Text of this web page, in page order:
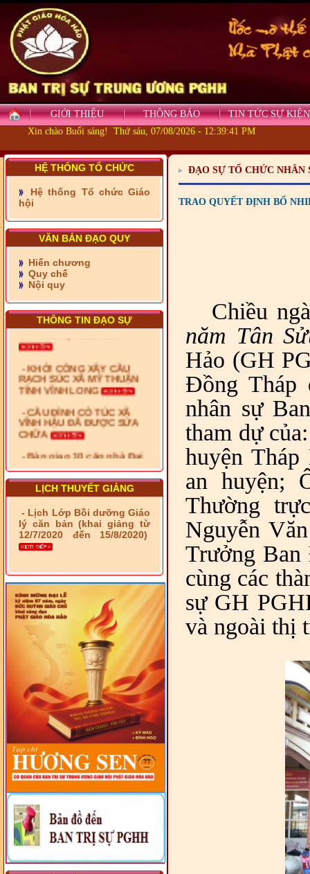
GIỚI THIỆU THÔNG BÁO
TIN TỨC SỰ KIỆN
Xin chào Buổi sáng! Thứ sáu, 07/08/2026 - 12:39:42 PM
HỆ THỐNG TỔ CHỨC
Hệ thống Tổ chức Giáo
hội
VĂN BẢN ĐẠO QUY
Hiến chương
Quy chế
Nội quy
THÔNG TIN ĐẠO SỰ
- Những tấm lòng thiện
nguyện vùng biên
- BAN TRỊ SỰ XÃ ĐẠI
PHƯỚC TỈNH ĐỒNG NAI
TIẾP SỨC ĐẾN TRƯỜNG
- Xã Châu Phú khánh
thành cầu Kênh 7 - Nam
kênh Quốc Gia
- Xã Phú Lâm bàn giao 9
căn nhà Đại đoàn kết
- KHỞI CÔNG XÂY CẦU
RẠCH SÚC XÃ MỸ THUẬN
TỈNH VĨNH LONG
- CẦU ĐÌNH CỎ TÚC XÃ
VĨNH HẬU ĐÃ ĐƯỢC SỬA
CHỮA
- Bàn giao 10 căn nhà Đại
đoàn kết cho hộ có hoàn
Yên
- LỄ RA QUÂN DẬM VÁ,
SỬA CHỮA LỘ GIAO
THÔNG NÔNG THÔN (XÃ
PHÚ THỌ)
- LỚP TẬP HUẤN LỊCH SỬ,
HIẾN CHƯƠNG GIÁO HỘI
PGHH NHIỆM KỲ VI (2024-
2029) CHO TRỊ SỰ VIÊN
TRUNG ƯƠNG, BAN ĐẠI
DIỆN TỈNH VÀ GIÁO LÝ
VIÊN - CHUYÊN ĐỀ: NHỮNG
VẤN ĐỀ CHUNG VỀ PHÁP
LUẬT VÀ HỆ THỐNG PHÁP
LUẬT VIỆT NAM
- LỚP TẬP HUẤN LỊCH SỬ,
PHÁP LUẬT VIỆT NAM VÀ
HIẾN CHƯƠNG GIÁO HỘI
PGHH NHIỆM KỲ VI (2024-
2029) CHO TRỊ SỰ VIÊN
TRUNG ƯƠNG, BAN ĐẠI
DIỆN TỈNH VÀ GIÁO LÝ
VIÊN - CHUYÊN ĐỀ: SỰ RA
ĐỜI, BẢN CHẤT, CHỨC
NƯỚC CHXHCN VIỆT NAM
LỊCH THUYẾT GIẢNG
- Lịch Lớp Bồi dưỡng Giáo
lý căn bản (khai giảng từ
12/7/2020 đến 15/8/2020)
ĐẠO SỰ TỔ CHỨC NHÂN
TRAO QUYẾT ĐỊNH BỔ
Chiều
năm Tân
Hảo (GH
Đồng Tháp
nhân sự
tham dự
huyện
an huyện;
Thường
Nguyễn
Trưởng Ban
cùng các
sự GH
và ngoài thị